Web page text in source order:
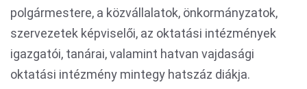
polgármestere, a közvállalatok, önkormányzatok,
szervezetek képviselői, az oktatási intézmények
igazgatói, tanárai, valamint hatvan vajdasági
oktatási intézmény mintegy hatszáz diákja.